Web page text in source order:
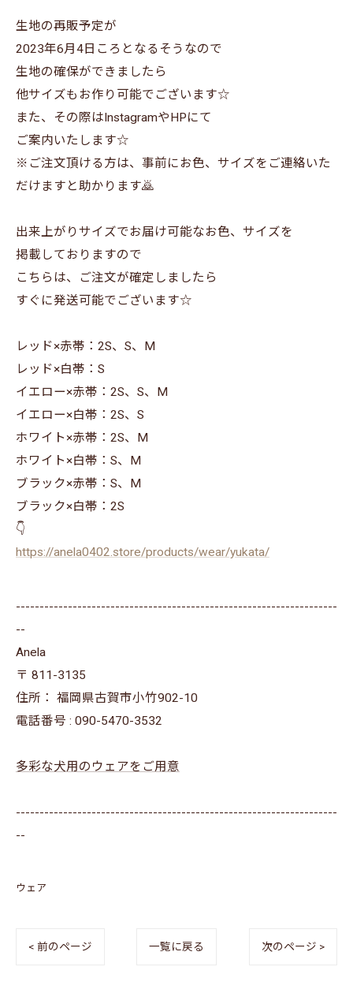
生地の再販予定が
2023年6月4日ころとなるそうなので
生地の確保ができましたら
他サイズもお作り可能でございます☆
また、その際はInstagramやHPにて
ご案内いたします☆
※ご注文頂ける方は、事前にお色、サイズをご連絡いた
だけますと助かります🙇
出来上がりサイズでお届け可能なお色、サイズを
掲載しておりますので
こちらは、ご注文が確定しましたら
すぐに発送可能でございます☆
レッド×赤帯：2S、S、M
レッド×白帯：S
イエロー×赤帯：2S、S、M
イエロー×白帯：2S、S
ホワイト×赤帯：2S、M
ホワイト×白帯：S、M
ブラック×赤帯：S、M
ブラック×白帯：2S
👇
https://anela0402.store/products/wear/yukata/
--------------------------------------------------------------------
--
Anela
〒 811-3135
住所： 福岡県古賀市小竹902-10
電話番号 : 090-5470-3532
多彩な犬用のウェアをご用意
--------------------------------------------------------------------
--
ウェア
< 前のページ 一覧に戻る 次のページ >